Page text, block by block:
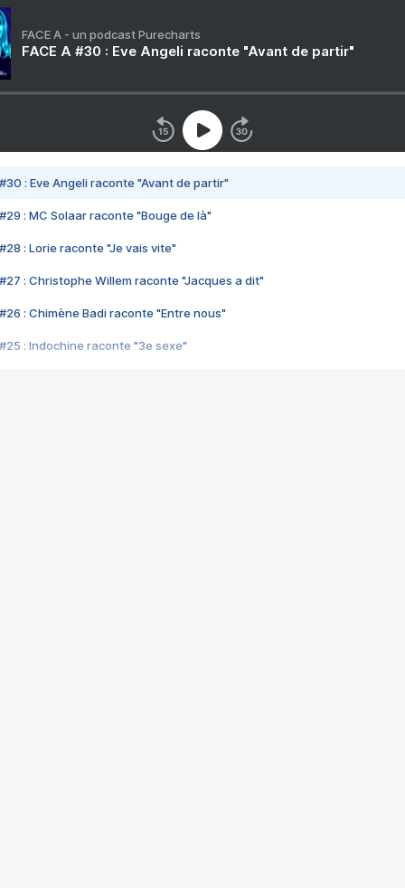
FACE A - un podcast Purecharts
FACE A #30 : Eve Angeli raconte "Avant de partir"
#30 : Eve Angeli raconte "Avant de partir"
#29 : MC Solaar raconte "Bouge de là"
#28 : Lorie raconte "Je vais vite"
#27 : Christophe Willem raconte "Jacques a dit"
#26 : Chimène Badi raconte "Entre nous"
#25 : Indochine raconte "3e sexe"